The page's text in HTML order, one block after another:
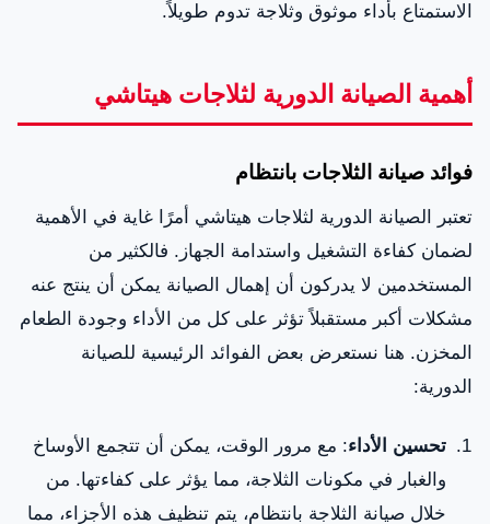
الاستمتاع بأداء موثوق وثلاجة تدوم طويلاً.
أهمية الصيانة الدورية لثلاجات هيتاشي
فوائد صيانة الثلاجات بانتظام
تعتبر الصيانة الدورية لثلاجات هيتاشي أمرًا غاية في الأهمية
لضمان كفاءة التشغيل واستدامة الجهاز. فالكثير من
المستخدمين لا يدركون أن إهمال الصيانة يمكن أن ينتج عنه
مشكلات أكبر مستقبلاً تؤثر على كل من الأداء وجودة الطعام
المخزن. هنا نستعرض بعض الفوائد الرئيسية للصيانة
الدورية:
تحسين الأداء: مع مرور الوقت، يمكن أن تتجمع الأوساخ
والغبار في مكونات الثلاجة، مما يؤثر على كفاءتها. من
خلال صيانة الثلاجة بانتظام، يتم تنظيف هذه الأجزاء، مما